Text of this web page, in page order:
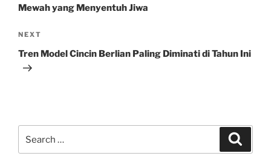
Mewah yang Menyentuh Jiwa
Next
Post
NEXT
Tren Model Cincin Berlian Paling Diminati di Tahun Ini